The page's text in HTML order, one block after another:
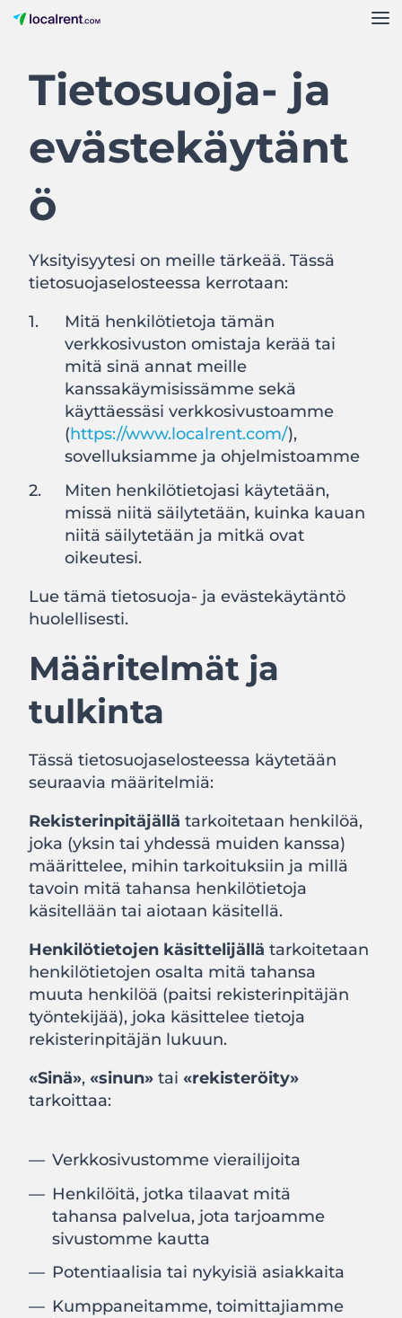
Tietosuoja- ja
evästekäytänt
ö
Yksityisyytesi on meille tärkeää. Tässä
tietosuojaselosteessa kerrotaan:
Mitä henkilötietoja tämän
verkkosivuston omistaja kerää tai
mitä sinä annat meille
kanssakäymisissämme sekä
käyttäessäsi verkkosivustoamme
(https://www.localrent.com/),
sovelluksiamme ja ohjelmistoamme
Miten henkilötietojasi käytetään,
missä niitä säilytetään, kuinka kauan
niitä säilytetään ja mitkä ovat
oikeutesi.
Lue tämä tietosuoja- ja evästekäytäntö
huolellisesti.
Määritelmät ja
tulkinta
Tässä tietosuojaselosteessa käytetään
seuraavia määritelmiä:
Rekisterinpitäjällä tarkoitetaan henkilöä,
joka (yksin tai yhdessä muiden kanssa)
määrittelee, mihin tarkoituksiin ja millä
tavoin mitä tahansa henkilötietoja
käsitellään tai aiotaan käsitellä.
Henkilötietojen käsittelijällä tarkoitetaan
henkilötietojen osalta mitä tahansa
muuta henkilöä (paitsi rekisterinpitäjän
työntekijää), joka käsittelee tietoja
rekisterinpitäjän lukuun.
«Sinä»,«sinun» tai«rekisteröity»
tarkoittaa:
Verkkosivustomme vierailijoita
Henkilöitä, jotka tilaavat mitä
tahansa palvelua, jota tarjoamme
sivustomme kautta
Potentiaalisia tai nykyisiä asiakkaita
Kumppaneitamme, toimittajiamme